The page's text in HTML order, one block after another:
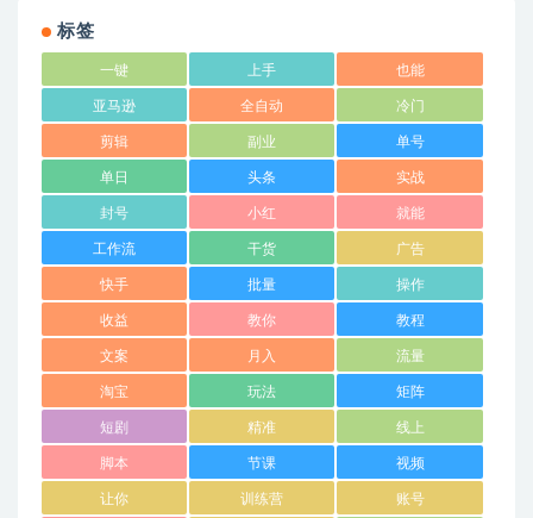
标签
一键 上手 也能
亚马逊 全自动 冷门
剪辑 副业 单号
单日 头条 实战
封号 小红 就能
工作流 干货 广告
快手 批量 操作
收益 教你 教程
文案 月入 流量
淘宝 玩法 矩阵
短剧 精准 线上
脚本 节课 视频
让你 训练营 账号